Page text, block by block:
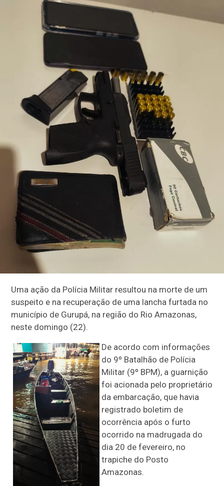
Uma ação da Polícia Militar resultou na morte de um
suspeito e na recuperação de uma lancha furtada no
município de Gurupá, na região do Rio Amazonas,
neste domingo (22).
De acordo com informações
do 9º Batalhão de Polícia
Militar (9º BPM), a guarnição
foi acionada pelo proprietário
da embarcação, que havia
registrado boletim de
ocorrência após o furto
ocorrido na madrugada do
dia 20 de fevereiro, no
trapiche do Posto
Amazonas.